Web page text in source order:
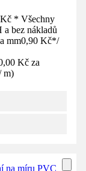
* Všechny
a bez nákladů
mm0,90 Kč*/
Kč za
m)
na míru PVC